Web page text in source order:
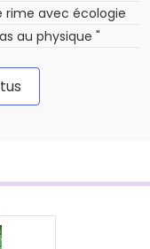
rime avec écologie
au physique "